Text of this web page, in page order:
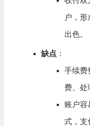
户，
出色。
缺点 ：
手续费
费、处
账户容
式，支